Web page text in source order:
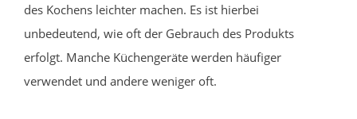
des Kochens leichter machen. Es ist hierbei
unbedeutend, wie oft der Gebrauch des Produkts
erfolgt. Manche Küchengeräte werden häufiger
verwendet und andere weniger oft.